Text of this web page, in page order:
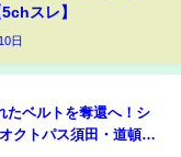
スレ】
日
たベルトを奪還へ！シ
クトパス須田・道頓堀